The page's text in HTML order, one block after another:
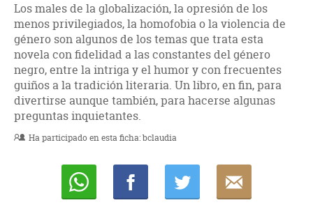
Los males de la globalización, la opresión de los
menos privilegiados, la homofobia o la violencia de
género son algunos de los temas que trata esta
novela con fidelidad a las constantes del género
negro, entre la intriga y el humor y con frecuentes
guiños a la tradición literaria. Un libro, en fin, para
divertirse aunque también, para hacerse algunas
preguntas inquietantes.
Ha participado en esta ficha:bclaudia